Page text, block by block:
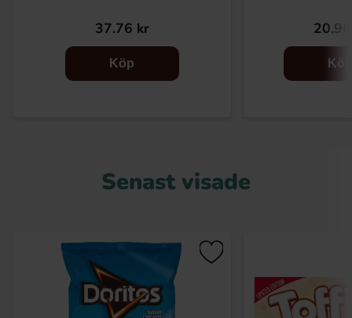
37.76 kr
Köp Köp
Senast visade